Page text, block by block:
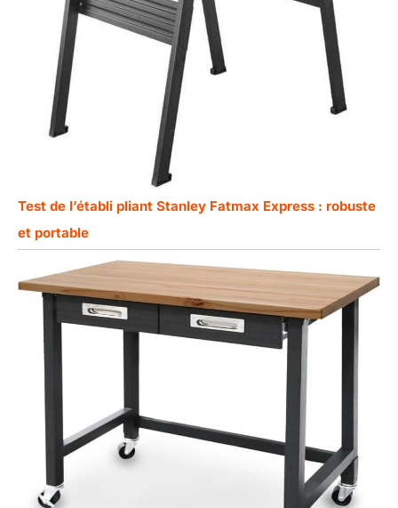
Test de l’établi pliant Stanley Fatmax Express : robuste
et portable